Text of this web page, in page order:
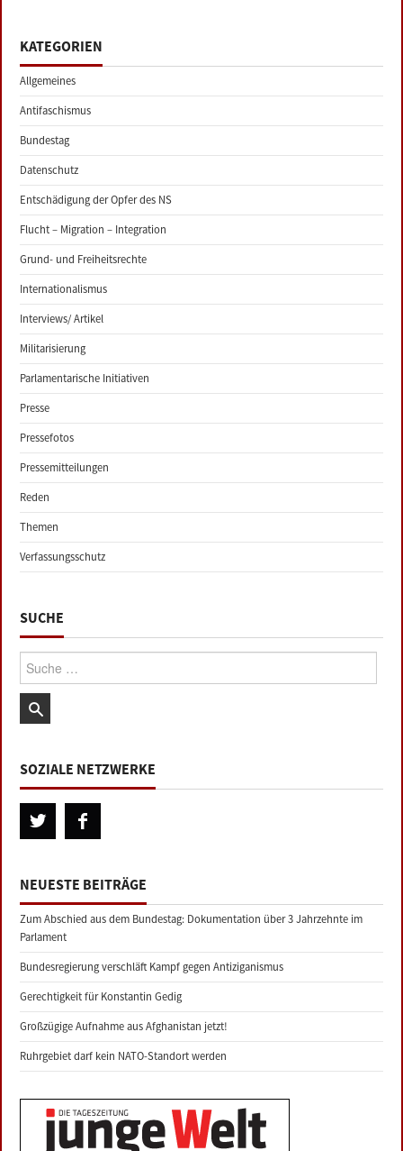
KATEGORIEN
Allgemeines
Antifaschismus
Bundestag
Datenschutz
Entschädigung der Opfer des NS
Flucht – Migration – Integration
Grund- und Freiheitsrechte
Internationalismus
Interviews/ Artikel
Militarisierung
Parlamentarische Initiativen
Presse
Pressefotos
Pressemitteilungen
Reden
Themen
Verfassungsschutz
SUCHE
Suche:
SOZIALE NETZWERKE
NEUESTE BEITRÄGE
Zum Abschied aus dem Bundestag: Dokumentation über 3 Jahrzehnte im
Parlament
Bundesregierung verschläft Kampf gegen Antiziganismus
Gerechtigkeit für Konstantin Gedig
Großzügige Aufnahme aus Afghanistan jetzt!
Ruhrgebiet darf kein NATO-Standort werden